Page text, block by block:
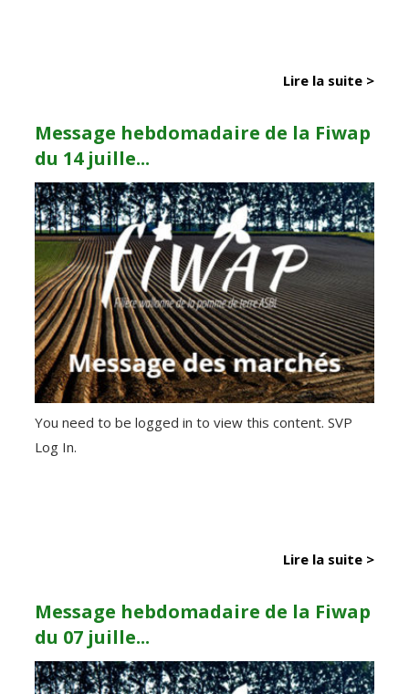
Lire la suite >
Message hebdomadaire de la Fiwap
du 14 juille...
You need to be logged in to view this content. SVP
Log In.
Lire la suite >
Message hebdomadaire de la Fiwap
du 07 juille...